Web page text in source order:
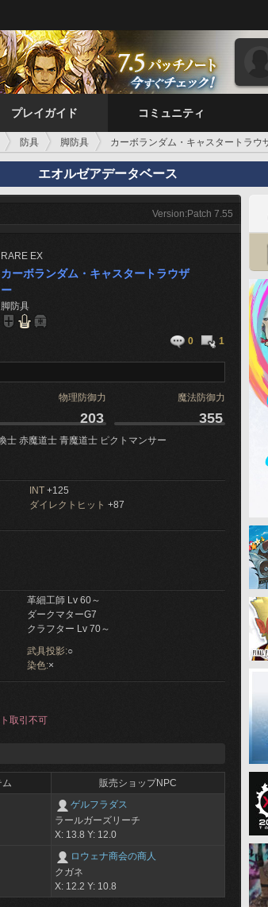
プレイガイド コミュニティ
防具 脚防具 カーボランダム・キャスタートラウ
エオルゼアデータベース
Version:Patch 7.55
RARE EX
カーボランダム・キャスタートラウザ
ー
脚防具
0 1
物理防御力 魔法防御力
203 355
士 赤魔道士 青魔道士 ピクトマンサー
INT +125
ダイレクトヒット +87
革細工師 Lv 60～
ダークマターG7
クラフター Lv 70～
武具投影:○
染色:×
取引不可
ム 販売ショップNPC
ゲルフラダス
ラールガーズリーチ
X: 13.8 Y: 12.0
ロウェナ商会の商人
クガネ
X: 12.2 Y: 10.8